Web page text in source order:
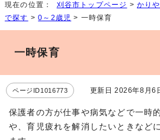
現在の位置： 刈谷市トップページ >かり
で探す >0～2歳児 > 一時保育
一時保育
ページID1016773 更新日 2026年8月6
保護者の方が仕事や病気などで一時
や、育児疲れを解消したいときなど